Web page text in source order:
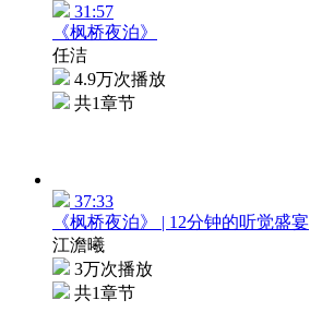
31:57
《枫桥夜泊》
任洁
4.9万次播放
共1章节
37:33
《枫桥夜泊》 | 12分钟的听觉盛宴
江澹曦
3万次播放
共1章节